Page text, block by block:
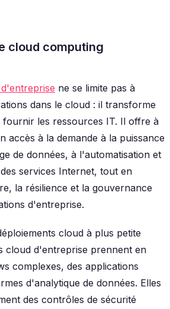
cloud computing
ne se limite pas à
dans le cloud : il transforme
fournir les ressources IT. Il offre à
accès à la demande à la puissance
de données, à l'automatisation et
services Internet, tout en
la résilience et la gouvernance
d'entreprise.
cloud à plus petite
cloud d'entreprise prennent en
complexes, des applications
d'analytique de données. Elles
des contrôles de sécurité